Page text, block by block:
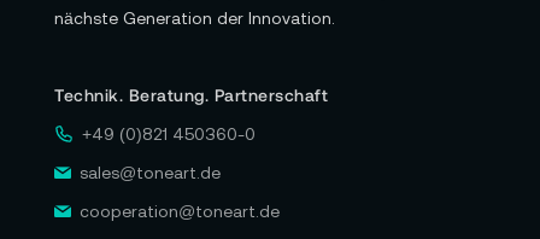
nächste Generation der Innovation.
Technik. Beratung. Partnerschaft
+49 (0)821 450360-0
sales@toneart.de
cooperation@toneart.de